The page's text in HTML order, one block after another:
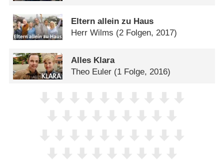
Eltern allein zu Haus
Herr Wilms (2 Folgen, 2017)
Alles Klara
Theo Euler (1 Folge, 2016)